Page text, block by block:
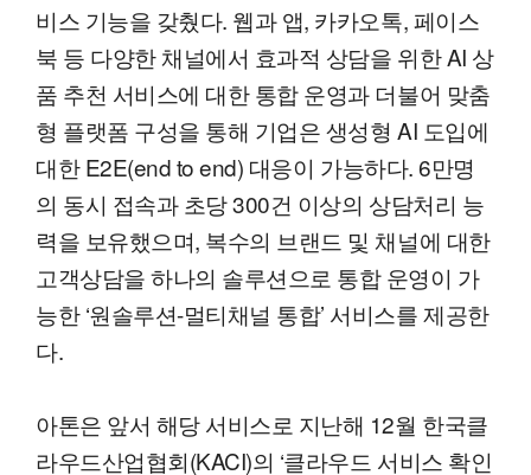
비스 기능을 갖췄다. 웹과 앱, 카카오톡, 페이스
북 등 다양한 채널에서 효과적 상담을 위한 AI 상
품 추천 서비스에 대한 통합 운영과 더불어 맞춤
형 플랫폼 구성을 통해 기업은 생성형 AI 도입에
대한 E2E(end to end) 대응이 가능하다. 6만명
의 동시 접속과 초당 300건 이상의 상담처리 능
력을 보유했으며, 복수의 브랜드 및 채널에 대한
고객상담을 하나의 솔루션으로 통합 운영이 가
능한 ‘원솔루션-멀티채널 통합’ 서비스를 제공한
다.
아톤은 앞서 해당 서비스로 지난해 12월 한국클
라우드산업협회(KACI)의 ‘클라우드 서비스 확인